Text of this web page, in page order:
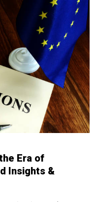
Era of
Insights &